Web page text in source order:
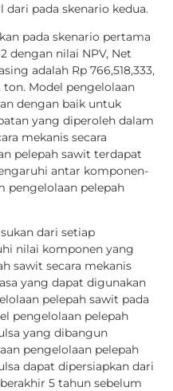
pada skenario kedua.
pada skenario pertama
dengan nilai NPV, Net
adalah Rp 766,518,333,
ton. Model pengelolaan
dengan baik untuk
yang diperoleh dalam
mekanis secara
pelepah sawit terdapat
antar komponen-
pengelolaan pelepah
dari setiap
nilai komponen yang
sawit secara mekanis
yang dapat digunakan
pelepah sawit pada
pengelolaan pelepah
yang dibangun
pengelolaan pelepah
dapat dipersiapkan dari
5 tahun sebelum